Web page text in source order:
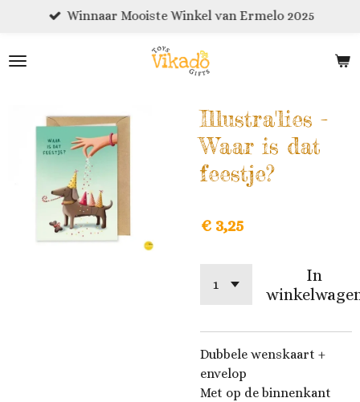
naar
Winnaar Mooiste Winkel van Ermelo 2025
Illustra'lies -
Waar is dat
feestje?
€ 3,25
In
Dubbele wenskaart +
envelop
Met op de binnenkant